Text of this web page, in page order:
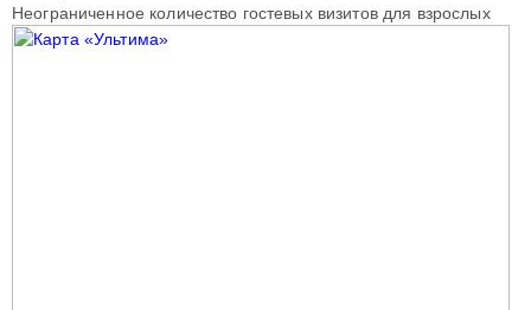
Неограниченное количество гостевых визитов для взрослых